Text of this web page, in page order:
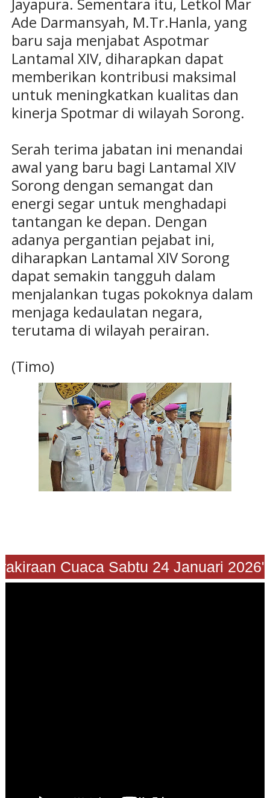
Jayapura. Sementara itu, Letkol Mar
Ade Darmansyah, M.Tr.Hanla, yang
baru saja menjabat Aspotmar
Lantamal XIV, diharapkan dapat
memberikan kontribusi maksimal
untuk meningkatkan kualitas dan
kinerja Spotmar di wilayah Sorong.
Serah terima jabatan ini menandai
awal yang baru bagi Lantamal XIV
Sorong dengan semangat dan
energi segar untuk menghadapi
tantangan ke depan. Dengan
adanya pergantian pejabat ini,
diharapkan Lantamal XIV Sorong
dapat semakin tangguh dalam
menjalankan tugas pokoknya dalam
menjaga kedaulatan negara,
terutama di wilayah perairan.
(Timo)
Cuaca Sabtu 24 Januari